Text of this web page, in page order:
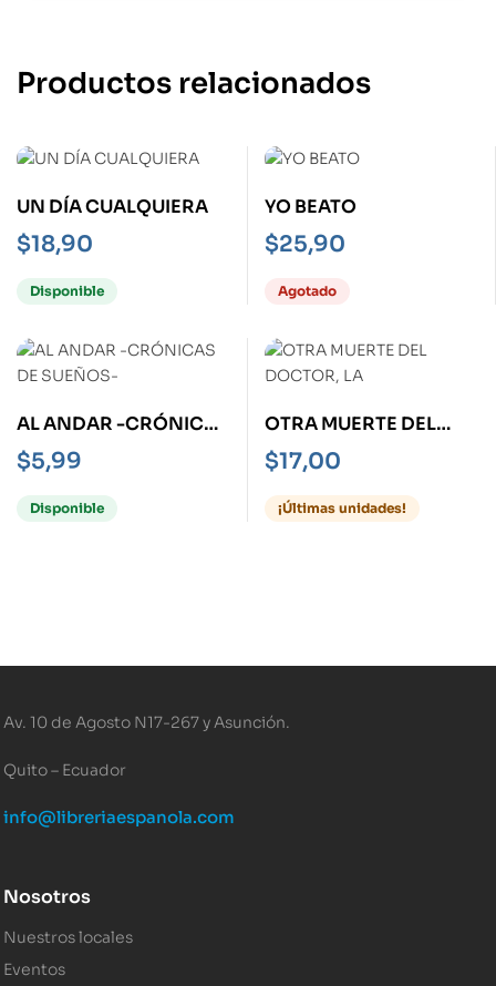
Productos relacionados
UN DÍA CUALQUIERA
$18,90
Disponible
YO BEATO
$25,90
Agotado
AL ANDAR -CRÓNICAS
DE SUEÑOS-
$5,99
Disponible
OTRA MUERTE DEL
DOCTOR, LA
$17,00
¡Últimas unidades!
Av. 10 de Agosto N17-267 y Asunción.
Quito – Ecuador
info@libreriaespanola.com
Nosotros
Nuestros locales
Eventos